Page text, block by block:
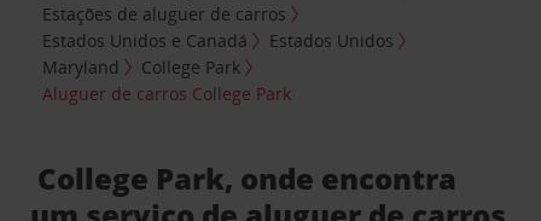
Estações de aluguer de carros
Estados Unidos e Canadá
Estados Unidos
Maryland
College Park
Aluguer de carros College Park
College Park, onde encontra